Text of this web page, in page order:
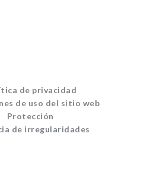
de privacidad
de uso del sitio web
Protección
de irregularidades